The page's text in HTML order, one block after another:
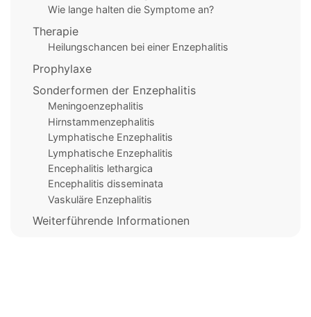
Wie lange halten die Symptome an?
Therapie
Heilungschancen bei einer Enzephalitis
Prophylaxe
Sonderformen der Enzephalitis
Meningoenzephalitis
Hirnstammenzephalitis
Lymphatische Enzephalitis
Lymphatische Enzephalitis
Encephalitis lethargica
Encephalitis disseminata
Vaskuläre Enzephalitis
Weiterführende Informationen